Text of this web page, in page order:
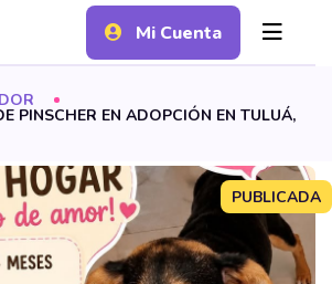
Mi Cuenta
PINSCHER EN ADOPCIÓN EN TULUÁ,
PUBLICADA